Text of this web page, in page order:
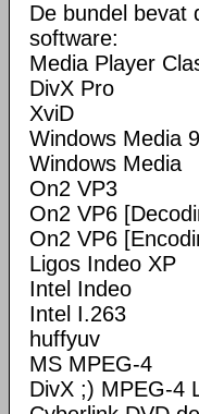
De bundel bevat
software:
Media Player
DivX Pro
XviD
Windows Media
Windows Media
On2 VP3
On2 VP6
On2 VP6
Ligos Indeo XP
Intel Indeo
Intel I.263
huffyuv
MS MPEG-4
DivX ;) MPEG-4